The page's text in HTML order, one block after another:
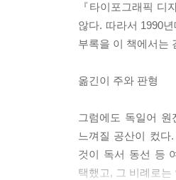
그래퍼의 가슴 가
---150쪽, 「옮긴이의
『타이포그래픽
않다. 따라서 1990
부록을 이 책에서는
옮긴이 주와 판형
그럼에도 독일어
느껴질 공산이 컸
것이 독서 동선 등
택했고, 그 비례로